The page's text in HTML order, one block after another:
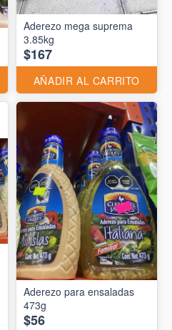
Aderezo mega suprema
3.85kg
$167
AÑADIR AL CARRITO
Aderezo para ensaladas
473g
$56